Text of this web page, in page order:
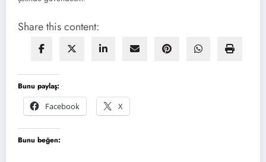
Share this content:
Bunu paylaş:
Facebook
X
Bunu beğen: